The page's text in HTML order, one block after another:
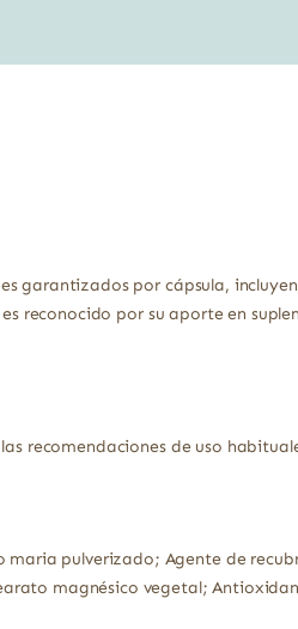
garantizados por cápsula,
reconocido por su aporte en
recomendaciones de uso
pulverizado; Agente de
magnésico vegetal;